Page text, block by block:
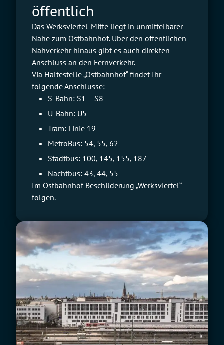
öffentlich
Das Werksviertel-Mitte liegt in unmittelbarer
Nähe zum Ostbahnhof. Über den öffentlichen
Nahverkehr hinaus gibt es auch direkten
Anschluss an den Fernverkehr.
Via Haltestelle „Ostbahnhof“ findet Ihr
folgende Anschlüsse:
S-Bahn: S1 – S8
U-Bahn: U5
Tram: Linie 19
MetroBus: 54, 55, 62
Stadtbus: 100, 145, 155, 187
Nachtbus: 43, 44, 55
Im Ostbahnhof Beschilderung „Werksviertel“
folgen.